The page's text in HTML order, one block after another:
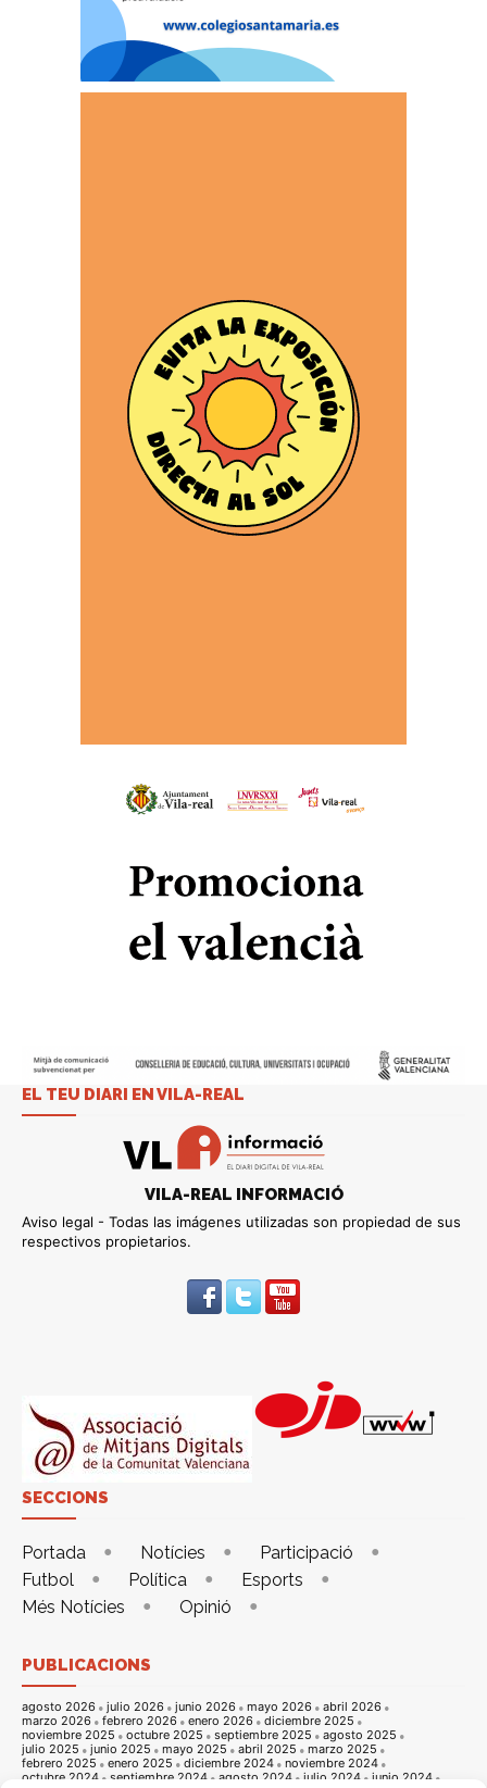
EL TEU DIARI EN VILA-REAL
VILA-REAL INFORMACIÓ
Aviso legal - Todas las imágenes utilizadas son propiedad de sus
respectivos propietarios.
SECCIONS
Portada Notícies
Participació
Futbol
Política
Esports
Més Notícies
Opinió
PUBLICACIONS
agosto 2026 julio 2026 junio 2026 mayo 2026
abril 2026
marzo 2026
febrero 2026 enero 2026
diciembre 2025
noviembre 2025
octubre 2025 septiembre 2025
agosto 2025
julio 2025
junio 2025 mayo 2025 abril 2025
marzo 2025
febrero 2025
enero 2025 diciembre 2024
noviembre 2024
octubre 2024
septiembre 2024 agosto 2024 julio 2024
junio 2024